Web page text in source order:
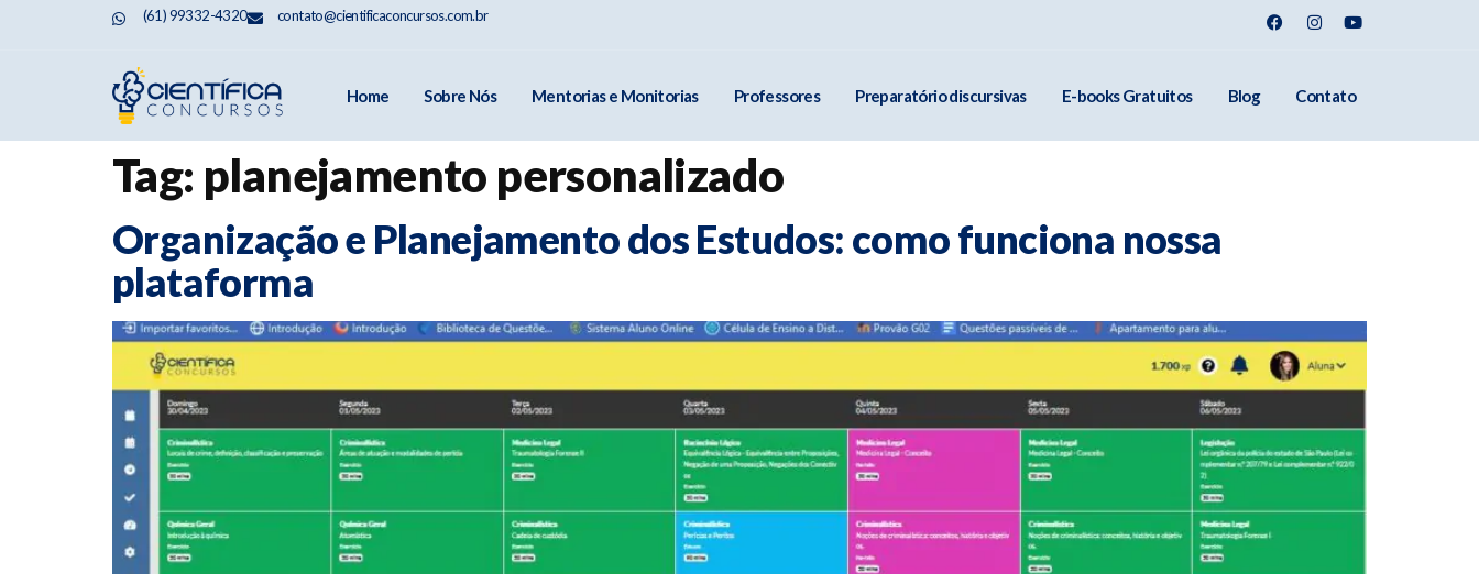
(61) 99332-4320 contato@cientificaconcursos.com.br
Home Sobre Nós Mentorias e Monitorias Professores Preparatório discursivas E-books Gratuitos Blog Contato
Tag: planejamento personalizado
Organização e Planejamento dos Estudos: como funciona nossa
plataforma